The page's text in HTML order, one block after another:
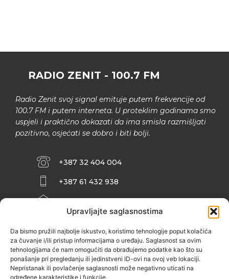
Upravljajte saglasnostima
Da bismo pružili najbolje iskustvo, koristimo tehnologije poput kolačića
za čuvanje i/ili pristup informacijama o uređaju. Saglasnost sa ovim
tehnologijama će nam omogućiti da obrađujemo podatke kao što su
ponašanje pri pregledanju ili jedinstveni ID-ovi na ovoj veb lokaciji.
Nepristanak ili povlačenje saglasnosti može negativno uticati na
određene karakteristike i funkcije.
RADIO ZENIT - 100.7 FM
Radio Zenit svoj signal emituje putem frekvencije od
100.7 FM i putem interneta. U proteklim godinama smo
uspjeli i praktično dokazati da ima smisla razmišljati
pozitivno, osjećati se dobro i biti bolji.
+387 32 404 004
+387 61 432 938
INFO@ZENIT.BA
ZENIČANKA, 3. SPRAT), 72000 ZENICA